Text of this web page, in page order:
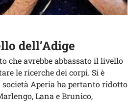
dell’Adige
che avrebbe abbassato il livello
le ricerche dei corpi. Si è
Aperia ha pertanto ridotto
Lana e Brunico,